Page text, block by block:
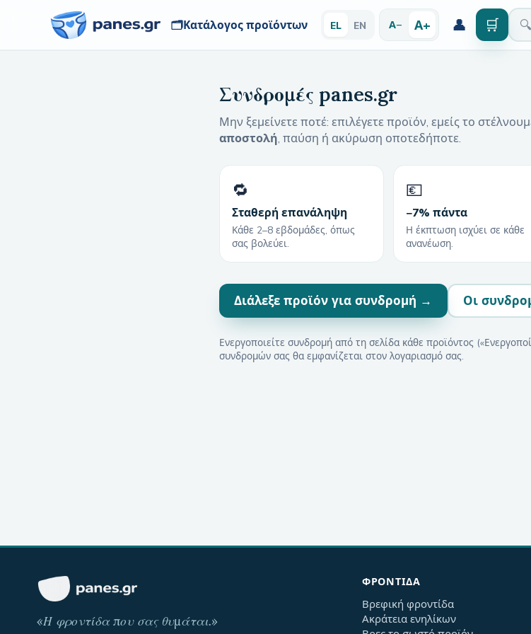
🗂️Κατάλογος προϊόντων EL EN Α− Α+ 👤 🛒
Συνδρομές panes.gr
Μην ξεμείνετε ποτέ: επιλέγετε προϊόν, εμείς το
αποστολή, παύση ή ακύρωση οποτεδήποτε.
🔁
Σταθερή επανάληψη
Κάθε 2–8 εβδομάδες, όπως
σας βολεύει.
💶
−7% πάντα
Η έκπτωση ισχύει σε κάθε
ανανέωση.
Διάλεξε προϊόν για συνδρομή → Οι
Ενεργοποιείτε συνδρομή από τη σελίδα κάθε προϊόντος
συνδρομών σας θα εμφανίζεται στον λογαριασμό σας.
«Η φροντίδα που σας θυμάται.»
ΦΡΟΝΤΊΔΑ
Βρεφική φροντίδα
Ακράτεια ενηλίκων